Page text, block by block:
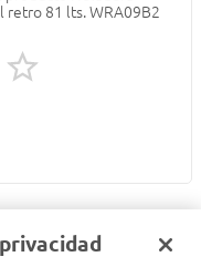
retro 81 lts. WRA09B2